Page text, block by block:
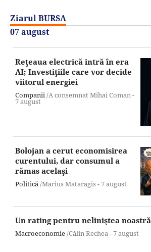
Ziarul BURSA
07 august
Reţeaua electrică intră în era
AI; Investiţiile care vor decide
viitorul energiei
Companii/A consemnat Mihai Coman -
7 august
Bolojan a cerut economisirea
curentului, dar consumul a
rămas acelaşi
Politică/Marius Mataragis -7 august
Un rating pentru neliniştea noastră
Macroeconomie/Călin Rechea -7 august